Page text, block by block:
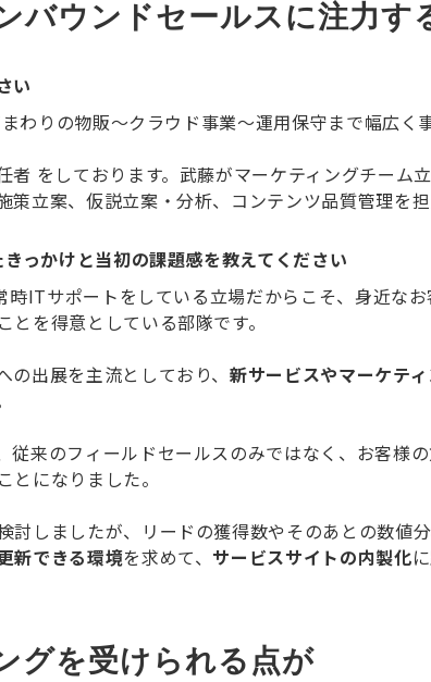
バウンドセールスに注力す
い
わりの物販～クラウド事業～運用保守まで幅広く
をしております。武藤がマーケティングチーム
立案、仮説立案・分析、コンテンツ品質管理を担
っかけと当初の課題感を教えてください
ITサポートをしている立場だからこそ、身近な
を得意としている部隊です。
の出展を主流としており、新サービスやマーケテ
従来のフィールドセールスのみではなく、お客様
になりました。
しましたが、リードの獲得数やそのあとの数値
新できる環境を求めて、 サービスサイトの内製化
グを受けられる点が